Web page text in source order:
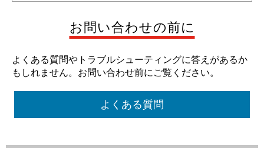
お問い合わせの前に
よくある質問やトラブルシューティングに答えがあるか
もしれません。お問い合わせ前にご覧ください。
よくある質問